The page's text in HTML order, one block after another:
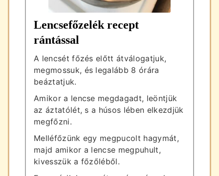
Lencsefőzelék recept
rántással
A lencsét főzés előtt átválogatjuk,
megmossuk, és legalább 8 órára
beáztatjuk.
Amikor a lencse megdagadt, leöntjük
az áztatólét, s a húsos lében elkezdjük
megfőzni.
Melléfőzünk egy megpucolt hagymát,
majd amikor a lencse megpuhult,
kivesszük a főzőléből.